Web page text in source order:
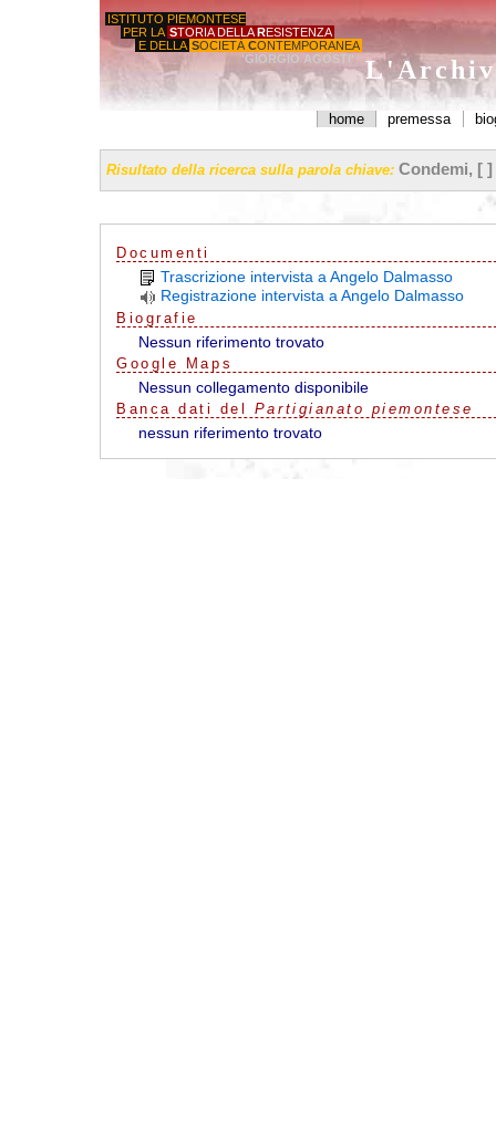
ISTITUTO PIEMONTESE
PER LA STORIA DELLA RESISTENZA
E DELLA SOCIETÀ CONTEMPORANEA
'GIORGIO AGOSTI'
home premessa
Risultato della ricerca sulla parola chiave: Condemi, [ ]
Documenti
Trascrizione intervista a Angelo Dalmasso
Registrazione intervista a Angelo Dalmasso
Biografie
Nessun riferimento trovato
G oo g e Maps
Nessun collegamento disponibile
Banca dati del Partigianato piemontese
nessun riferimento trovato